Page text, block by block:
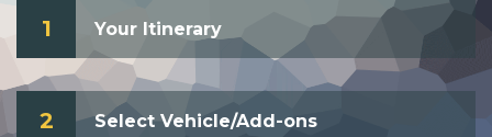
1 Your Itinerary
2 Select Vehicle/Add-ons